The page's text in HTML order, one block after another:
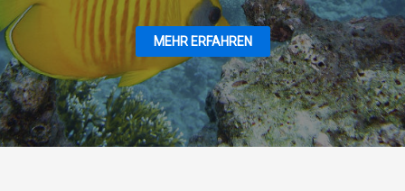
MEHR ERFAHREN